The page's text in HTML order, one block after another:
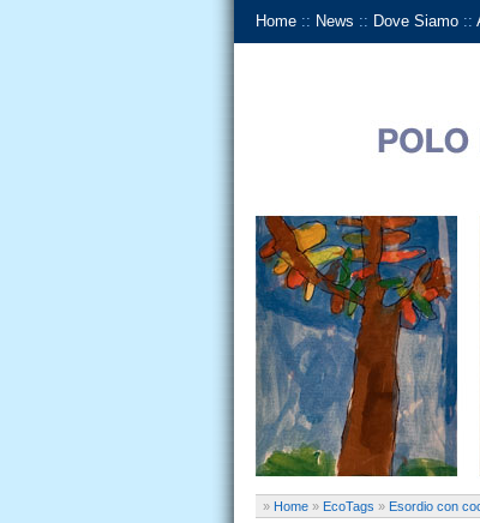
Home :: News :: Dove Siamo ::
» Home » EcoTags » Esordio con